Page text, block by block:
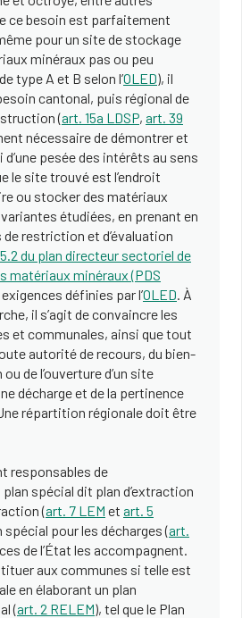
ce besoin est parfaitement
pour un site de stockage
minéraux pas ou peu
type A et B selon l’OLED), il
cantonal, puis régional de
(art. 15a LDSP, art. 39
nécessaire de démontrer et
d’une pesée des intérêts au sens
le site trouvé est l’endroit
ou stocker des matériaux
étudiées, en prenant en
restriction et d’évaluation
du plan directeur sectoriel de
matériaux minéraux (PDS
définies par l’OLED. À
il s’agit de convaincre les
et communales, ainsi que tout
autorité de recours, du bien-
de l’ouverture d’un site
décharge et de la pertinence
répartition régionale doit être
responsables de
plan spécial dit plan d’extraction
(art. 7 LEM et art. 5
spécial pour les décharges (art.
de l’État les accompagnent.
aux communes si telle est
en élaborant un plan
(art. 2 RELEM), tel que le Plan